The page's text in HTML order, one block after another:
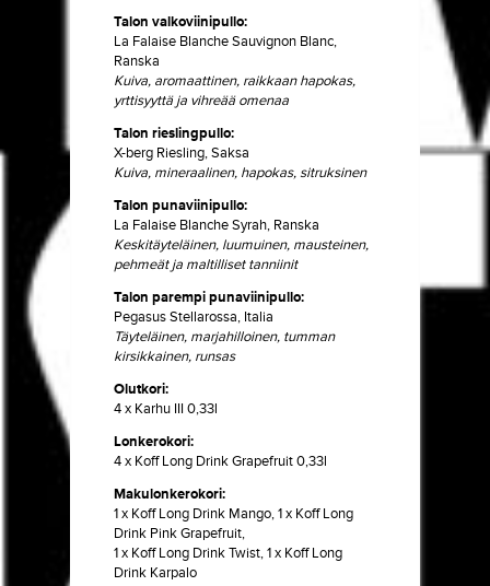
Talon valkoviinipullo:
La Falaise Blanche Sauvignon Blanc,
Ranska
Kuiva, aromaattinen, raikkaan hapokas,
yrttisyyttä ja vihreää omenaa
Talon rieslingpullo:
X-berg Riesling, Saksa
Kuiva, mineraalinen, hapokas, sitruksinen
Talon punaviinipullo:
La Falaise Blanche Syrah, Ranska
Keskitäyteläinen, luumuinen, mausteinen,
pehmeät ja maltilliset tanniinit
Talon parempi punaviinipullo:
Pegasus Stellarossa, Italia
Täyteläinen, marjahilloinen, tumman
kirsikkainen, runsas
Olutkori:
4 x Karhu III 0,33l
Lonkerokori:
4 x Koff Long Drink Grapefruit 0,33l
Makulonkerokori:
1 x Koff Long Drink Mango, 1 x Koff Long
Drink Pink Grapefruit,
1 x Koff Long Drink Twist, 1 x Koff Long
Drink Karpalo